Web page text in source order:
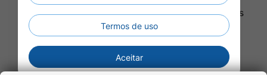
©2026 - Prefeitura de Nova Maringá - MT - Todos
os direitos reservados
Termos de uso
Aceitar